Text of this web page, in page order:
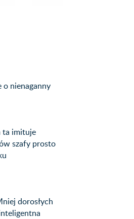
o nienaganny
ta imituje
szafy prosto
dorosłych